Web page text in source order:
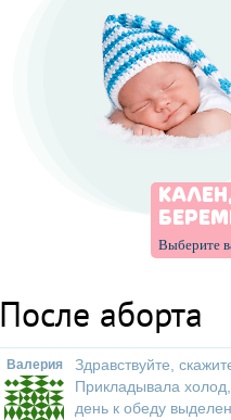
Выберите
После аборта
Валерия
Здравствуйте,
Прикладывала
день к обеду